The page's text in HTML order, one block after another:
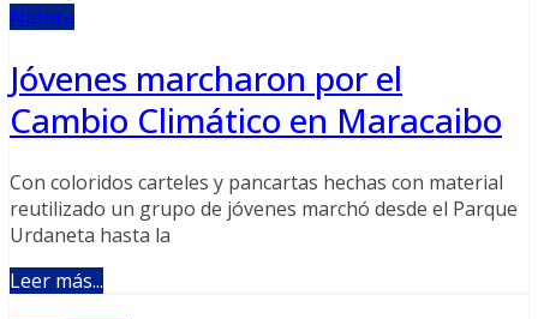
Natura
Jóvenes marcharon por el
Cambio Climático en Maracaibo
Con coloridos carteles y pancartas hechas con material
reutilizado un grupo de jóvenes marchó desde el Parque
Urdaneta hasta la
Leer más...